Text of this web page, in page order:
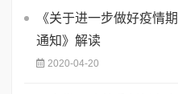
《关于进一步做好疫情
通知》解读
2020-04-20